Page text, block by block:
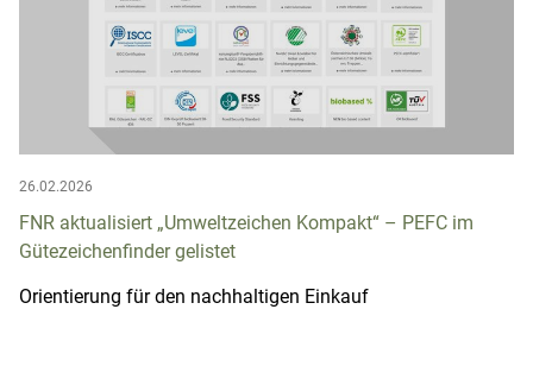
26.02.2026
FNR aktualisiert „Umweltzeichen Kompakt“ – PEFC im
Gütezeichenfinder gelistet
Orientierung für den nachhaltigen Einkauf